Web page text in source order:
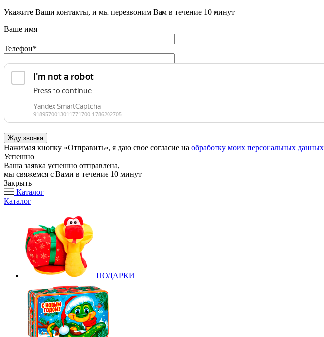
Укажите Ваши контакты, и мы перезвоним Вам в течение 10 минут
Ваше имя
Телефон*
Нажимая кнопку «Отправить», я даю свое согласие на обработку моих персональных данных
Успешно
Ваша заявка успешно отправлена,
мы свяжемся с Вами в течение 10 минут
Закрыть
Каталог
Каталог
ПОДАРКИ